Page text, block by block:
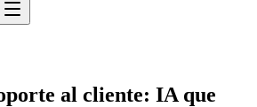
al cliente: IA que